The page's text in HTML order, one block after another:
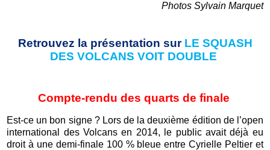
Photos Sylvain Marquet
Retrouvez la présentation sur LE SQUASH
DES VOLCANS VOIT DOUBLE
Compte-rendu des quarts de finale
Est-ce un bon signe ? Lors de la deuxième édition de l’open
international des Volcans en 2014, le public avait déjà eu
droit à une demi-finale 100 % bleue entre Cyrielle Peltier et